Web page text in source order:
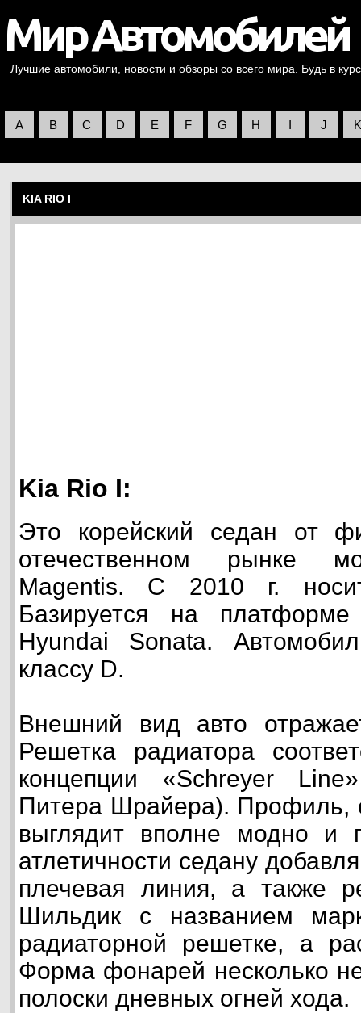
Лучшие автомобили, новости и обзоры со всего мира. Будь в
A B C D E F G H I J K
KIA RIO I
Kia Rio I:
Это корейский седан от
отечественном рынке
Magentis. С 2010 г.
Базируется на
Hyundai Sonata.
классу D.
Внешний вид авто
Решетка радиатора
концепции «Schreyer
Питера Шрайера). Профиль,
выглядит вполне модно и
атлетичности седану
плечевая линия, а также
Шильдик с названием
радиаторной решетке, а
Форма фонарей несколько
полоски дневных огней хода.